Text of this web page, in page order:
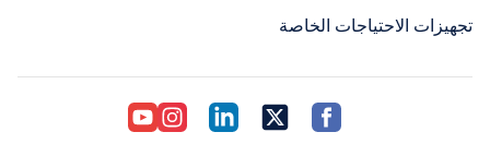
تجهيزات الاحتياجات الخاصة